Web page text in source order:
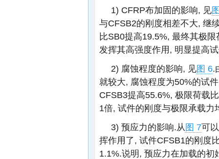
1) CFRP布加固的影响, 见
与CFSB2的刚度相差不大, 继
比SB0提高19.5%, 最终其极
发挥其高强度作用, 明显提高
2) 腐蚀程度的影响, 见图 6.
就较大, 腐蚀程度为50%的试
CFSB3提高55.6%, 极限荷载
1倍, 试件的刚度与极限承载力
3) 预应力的影响.从图 7可
挥作用了, 试件CFSB1的刚度
1.1%.说明, 预应力在加载的